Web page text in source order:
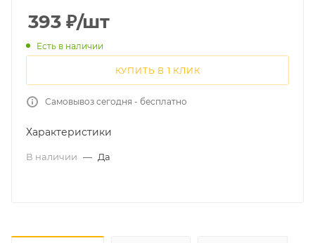
393 ₽/шт
Есть в наличии
КУПИТЬ В 1 КЛИК
Самовывоз сегодня - бесплатно
Характеристики
В наличии — Да